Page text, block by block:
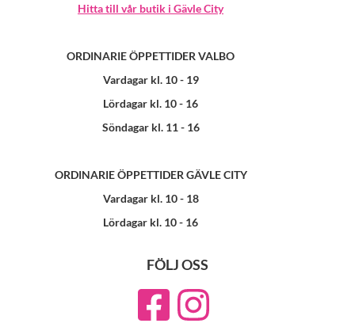
Hitta till vår butik i Gävle City
ORDINARIE ÖPPETTIDER VALBO
Vardagar kl. 10 - 19
Lördagar kl. 10 - 16
Söndagar kl. 11 - 16
ORDINARIE ÖPPETTIDER GÄVLE CITY
Vardagar kl. 10 - 18
Lördagar kl. 10 - 16
FÖLJ OSS